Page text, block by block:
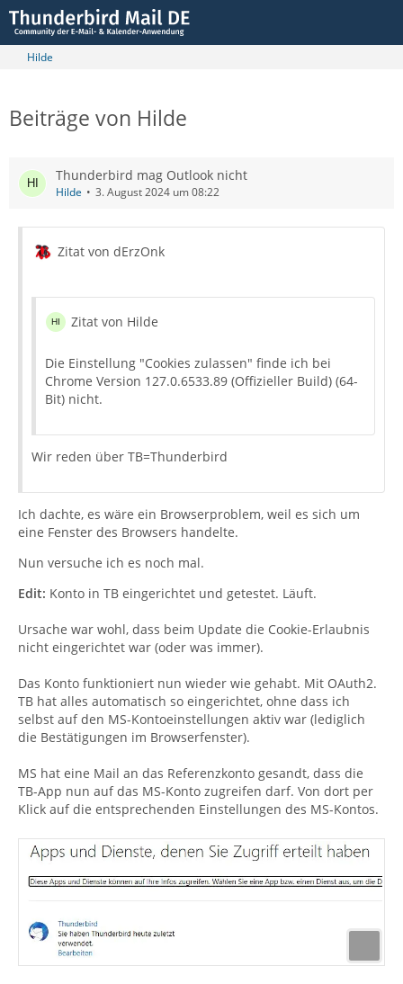
Hilde
Beiträge von Hilde
Thunderbird mag Outlook nicht
Hilde 3. August 2024 um 08:22
Zitat von dErzOnk
Zitat von Hilde
Die Einstellung "Cookies zulassen" finde ich bei
Chrome Version 127.0.6533.89 (Offizieller Build) (64-
Bit) nicht.
Wir reden über TB=Thunderbird
Ich dachte, es wäre ein Browserproblem, weil es sich um
eine Fenster des Browsers handelte.
Nun versuche ich es noch mal.
Edit: Konto in TB eingerichtet und getestet. Läuft.
Ursache war wohl, dass beim Update die Cookie-Erlaubnis
nicht eingerichtet war (oder was immer).
Das Konto funktioniert nun wieder wie gehabt. Mit OAuth2.
TB hat alles automatisch so eingerichtet, ohne dass ich
selbst auf den MS-Kontoeinstellungen aktiv war (lediglich
die Bestätigungen im Browserfenster).
MS hat eine Mail an das Referenzkonto gesandt, dass die
TB-App nun auf das MS-Konto zugreifen darf. Von dort per
Klick auf die entsprechenden Einstellungen des MS-Kontos.